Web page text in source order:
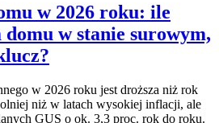
w 2026 roku: ile
w stanie surowym,
w 2026 roku jest droższa niż rok
niż w latach wysokiej inflacji, ale
GUS o ok. 3,3 proc. rok do roku.